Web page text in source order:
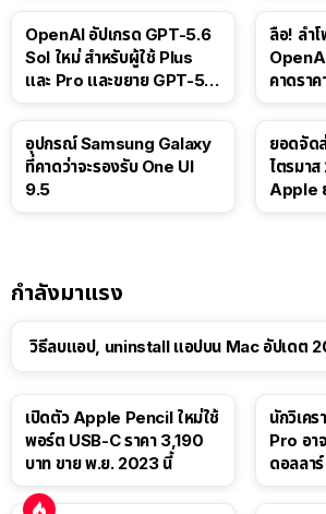
OpenAI อัปเกรด GPT-5.6
Sol ใหม่ สำหรับผู้ใช้ Plus
และ Pro และขยาย GPT-5.6
ลือ! ลำ
คาดรา
อุปกรณ์ Samsung Galaxy
ที่คาดว่าจะรองรับ One UI
9.5
ยอดจัด
ไตรมา
Apple
กำลังมาแรง
วิธีลบแอป, uninstall แอปบน Mac อัปเดต
เปิดตัว Apple Pencil ใหม่ใช้
พอร์ต USB-C ราคา 3,190
บาท ขาย พ.ย. 2023 นี้
นักวิเค
Pro อ
ดอลลา